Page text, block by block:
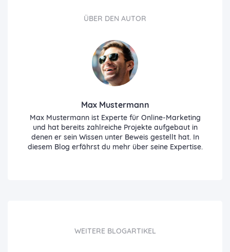
ÜBER DEN AUTOR
Max Mustermann
Max Mustermann ist Experte für Online-Marketing
und hat bereits zahlreiche Projekte aufgebaut in
denen er sein Wissen unter Beweis gestellt hat. In
diesem Blog erfährst du mehr über seine Expertise.
WEITERE BLOGARTIKEL